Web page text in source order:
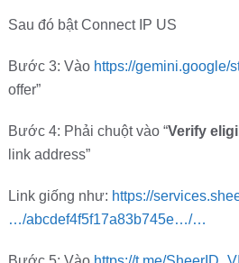
Sau đó bật Connect IP US
Bước 3: Vào https://gemini.google/
offer”
Bước 4: Phải chuột vào “Verify
link address”
Link giống như: https://
…/abcdef4f5f17a83b745e…/…